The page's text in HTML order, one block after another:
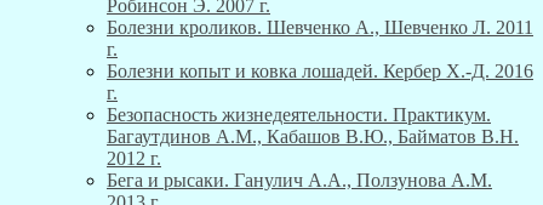
Робинсон Э. 2007 г.
Болезни кроликов. Шевченко А., Шевченко Л. 2011
г.
Болезни копыт и ковка лошадей. Кербер Х.-Д. 2016
г.
Безопасность жизнедеятельности. Практикум.
Багаутдинов А.М., Кабашов В.Ю., Байматов В.Н.
2012 г.
Бега и рысаки. Ганулич А.А., Ползунова А.М.